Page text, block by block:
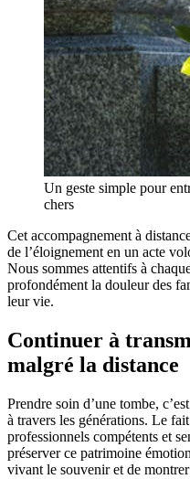
Un geste simple pour
chers
Cet accompagnement à
de l’éloignement en un acte
Nous sommes attentifs à
profondément la douleur des
leur vie.
Continuer à
malgré la distance
Prendre soin d’une tombe,
à travers les générations. Le
professionnels compétents et
préserver ce patrimoine
vivant le souvenir et de